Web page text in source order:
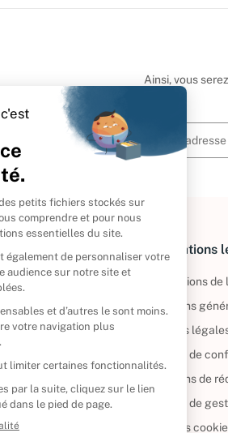
Ainsi, vous
Informations
Informations de
Conditions
Mentions
Politique de
Conditions de
Politique de
Gérer vos